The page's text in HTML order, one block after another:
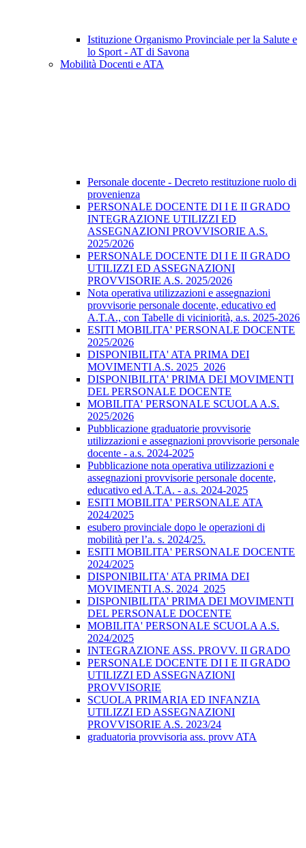
Istituzione Organismo Provinciale per la Salute e
lo Sport - AT di Savona
Mobilità Docenti e ATA
Personale docente - Decreto restituzione ruolo di
provenienza
PERSONALE DOCENTE DI I E II GRADO
INTEGRAZIONE UTILIZZI ED
ASSEGNAZIONI PROVVISORIE A.S.
2025/2026
PERSONALE DOCENTE DI I E II GRADO
UTILIZZI ED ASSEGNAZIONI
PROVVISORIE A.S. 2025/2026
Nota operativa utilizzazioni e assegnazioni
provvisorie personale docente, educativo ed
A.T.A., con Tabelle di viciniorità, a.s. 2025-2026
ESITI MOBILITA' PERSONALE DOCENTE
2025/2026
DISPONIBILITA' ATA PRIMA DEI
MOVIMENTI A.S. 2025_2026
DISPONIBILITA' PRIMA DEI MOVIMENTI
DEL PERSONALE DOCENTE
MOBILITA' PERSONALE SCUOLA A.S.
2025/2026
Pubblicazione graduatorie provvisorie
utilizzazioni e assegnazioni provvisorie personale
docente - a.s. 2024-2025
Pubblicazione nota operativa utilizzazioni e
assegnazioni provvisorie personale docente,
educativo ed A.T.A. - a.s. 2024-2025
ESITI MOBILITA' PERSONALE ATA
2024/2025
esubero provinciale dopo le operazioni di
mobilità per l’a. s. 2024/25.
ESITI MOBILITA' PERSONALE DOCENTE
2024/2025
DISPONIBILITA' ATA PRIMA DEI
MOVIMENTI A.S. 2024_2025
DISPONIBILITA' PRIMA DEI MOVIMENTI
DEL PERSONALE DOCENTE
MOBILITA' PERSONALE SCUOLA A.S.
2024/2025
INTEGRAZIONE ASS. PROVV. II GRADO
PERSONALE DOCENTE DI I E II GRADO
UTILIZZI ED ASSEGNAZIONI
PROVVISORIE
SCUOLA PRIMARIA ED INFANZIA
UTILIZZI ED ASSEGNAZIONI
PROVVISORIE A.S. 2023/24
graduatoria provvisoria ass. provv ATA